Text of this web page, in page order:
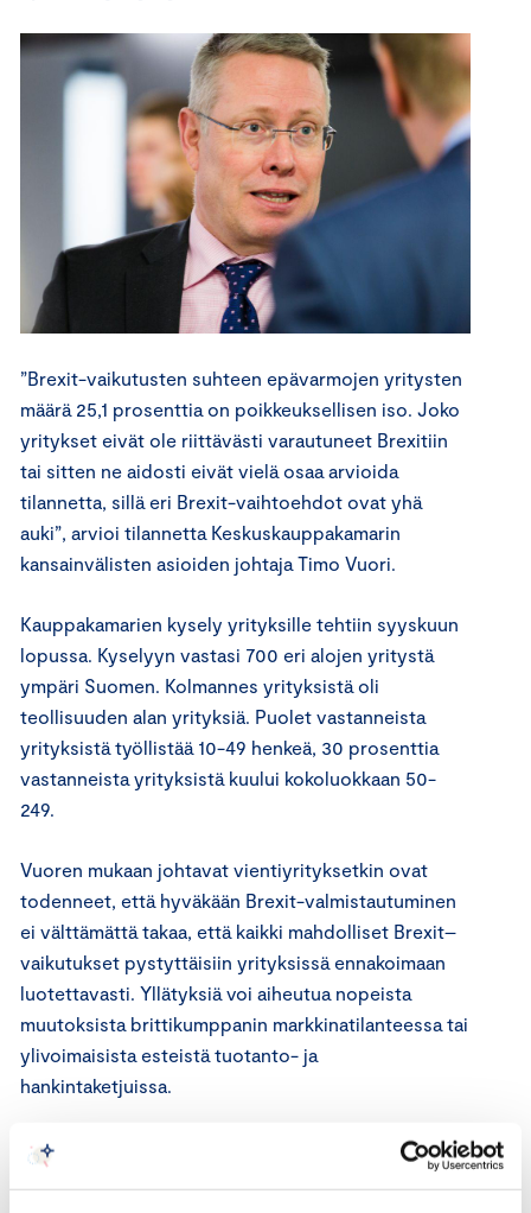
”Brexit-vaikutusten suhteen epävarmojen yritysten
määrä 25,1 prosenttia on poikkeuksellisen iso. Joko
yritykset eivät ole riittävästi varautuneet Brexitiin
tai sitten ne aidosti eivät vielä osaa arvioida
tilannetta, sillä eri Brexit-vaihtoehdot ovat yhä
auki”, arvioi tilannetta Keskuskauppakamarin
kansainvälisten asioiden johtaja Timo Vuori.
Kauppakamarien kysely yrityksille tehtiin syyskuun
lopussa. Kyselyyn vastasi 700 eri alojen yritystä
ympäri Suomen. Kolmannes yrityksistä oli
teollisuuden alan yrityksiä. Puolet vastanneista
yrityksistä työllistää 10-49 henkeä, 30 prosenttia
vastanneista yrityksistä kuului kokoluokkaan 50-
249.
Vuoren mukaan johtavat vientiyrityksetkin ovat
todenneet, että hyväkään Brexit-valmistautuminen
ei välttämättä takaa, että kaikki mahdolliset Brexit–
vaikutukset pystyttäisiin yrityksissä ennakoimaan
luotettavasti. Yllätyksiä voi aiheutua nopeista
muutoksista brittikumppanin markkinatilanteessa tai
ylivoimaisista esteistä tuotanto- ja
hankintaketjuissa.
”Britannian jääminen EU:n tulliliiton ulkopuolelle voi
myös ruuhkauttaa kaikki satamat ja niiden varastot